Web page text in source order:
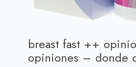
breast fast ++
opiniones – donde